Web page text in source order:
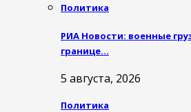
Политика
РИА Новости: военные
границе…
5 августа, 2026
Политика